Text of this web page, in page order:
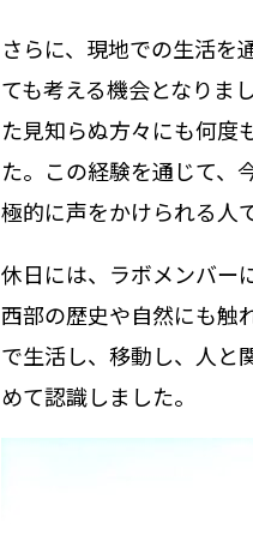
さらに、現地での生活を
ても考える機会となりま
た見知らぬ方々にも何度
た。この経験を通じて、
極的に声をかけられる人
休日には、ラボメンバー
西部の歴史や自然にも触
で生活し、移動し、人と
めて認識しました。